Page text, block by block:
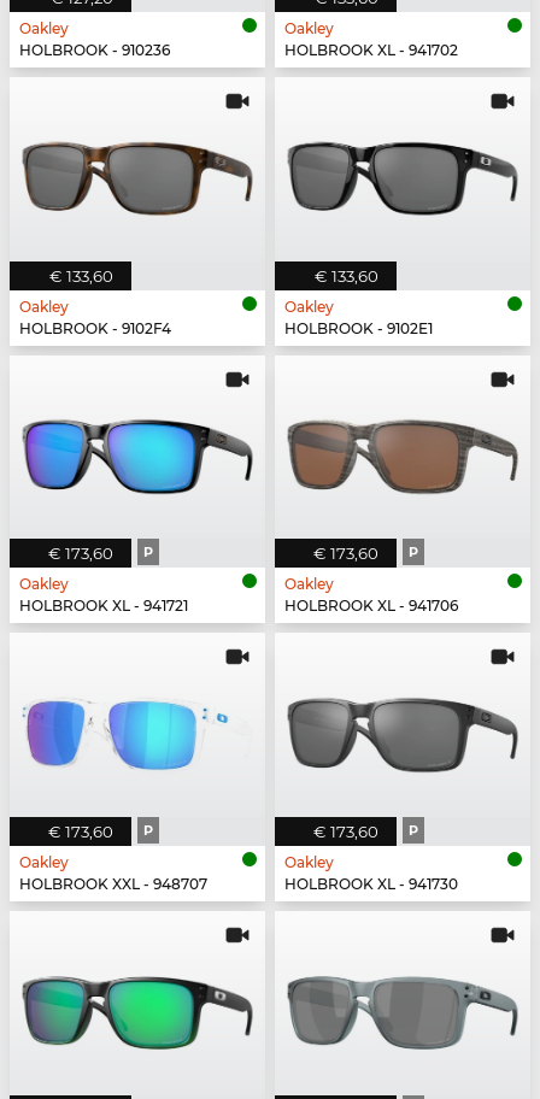
Oakley
HOLBROOK - 910236
Oakley
HOLBROOK XL - 941702
€ 133,60
Oakley
HOLBROOK - 9102F4
€ 133,60
Oakley
HOLBROOK - 9102E1
€ 173,60 P
Oakley
HOLBROOK XL - 941721
€ 173,60 P
Oakley
HOLBROOK XL - 941706
€ 173,60 P
Oakley
HOLBROOK XXL - 948707
€ 173,60 P
Oakley
HOLBROOK XL - 941730